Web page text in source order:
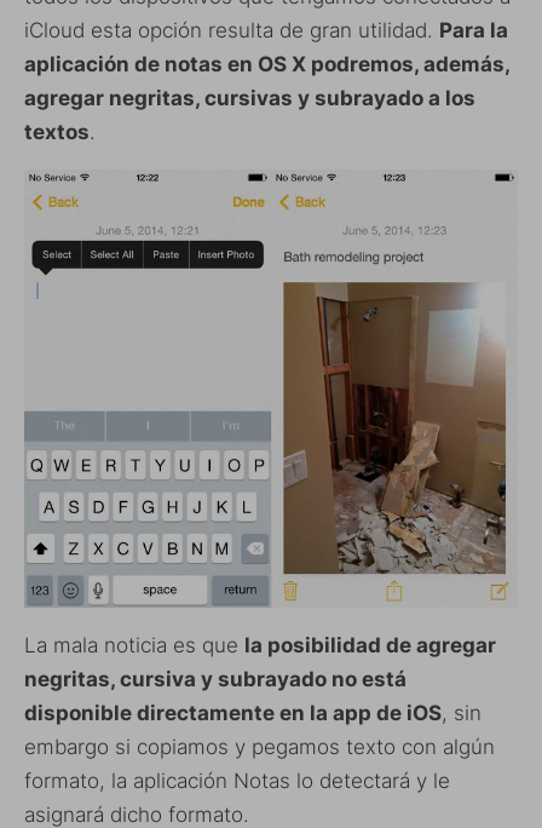
iCloud esta opción resulta de gran utilidad. Para la
aplicación de notas en OS X podremos, además,
agregar negritas, cursivas y subrayado a los
textos.
La mala noticia es que la posibilidad de agregar
negritas, cursiva y subrayado no está
disponible directamente en la app de iOS, sin
embargo si copiamos y pegamos texto con algún
formato, la aplicación Notas lo detectará y le
asignará dicho formato.